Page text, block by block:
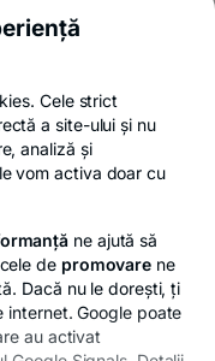
- opens in a new
Politica de cookies
Toate drepturile
Cele strict
a site-ului și nu
analiză și
vom activa doar cu
ne ajută să
de promovare ne
Dacă nu le dorești, ți
internet. Google poate
au activat